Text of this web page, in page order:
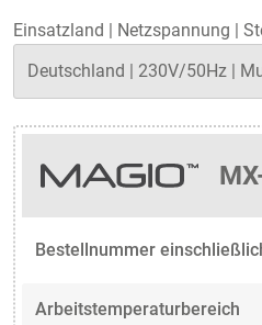
Einsatzland | Netzspannung |
Bestellnummer
Arbeitstemperaturbereich